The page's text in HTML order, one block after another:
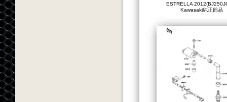
ESTRELLA
Kawasaki純正部品